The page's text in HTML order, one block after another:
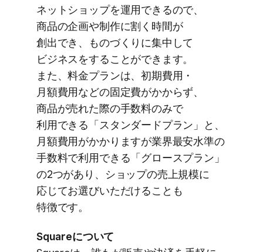
ネットショップを​運用できるので、​
商品の​企画や​制作に​割く​時間が​
創出でき、​もの​づくりに​集中して​
ビジネスを​する​ことができます。
また、​料金プランは、​初期費用・
月額費用などの​固定費が​かからず、​
商品が​売れた​際の​手数料のみで​
利用できる​「スタンダードプラン」と、​
月額費用が​かかりますが​業界最安水準の​
手数料で​利用できる​「グロースプラン」
の​2つが​あり、​ショップの​売上規模に​
応じてお選びいただける​ことも​
特徴です。
Squareに​ついて